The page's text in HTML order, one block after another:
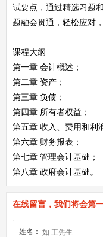
试要点，通过精选习题
题融会贯通，轻松应对
课程大纲
第一章 会计概述；
第二章 资产；
第三章 负债；
第四章 所有者权益；
第五章 收入、费用和利
第六章 财务报表；
第七章 管理会计基础；
第八章 政府会计基础。
在线留言，我们将会第
姓名：